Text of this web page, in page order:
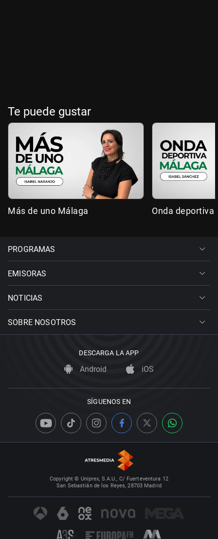
Te puede gustar
Más de uno Málaga Onda deportiva
PROGRAMAS
EMISORAS
NOTICIAS
SOBRE NOSOTROS
DESCARGA LA APP
Android iOS
SÍGUENOS EN
Copyright © Uniprex, S.A.U., C/ Fuerteventura 12
San Sebastián de los Reyes, 28703 Madrid